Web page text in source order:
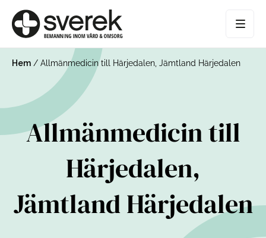
Hem / Allmänmedicin till Härjedalen, Jämtland Härjedalen
Allmänmedicin till
Härjedalen,
Jämtland Härjedalen